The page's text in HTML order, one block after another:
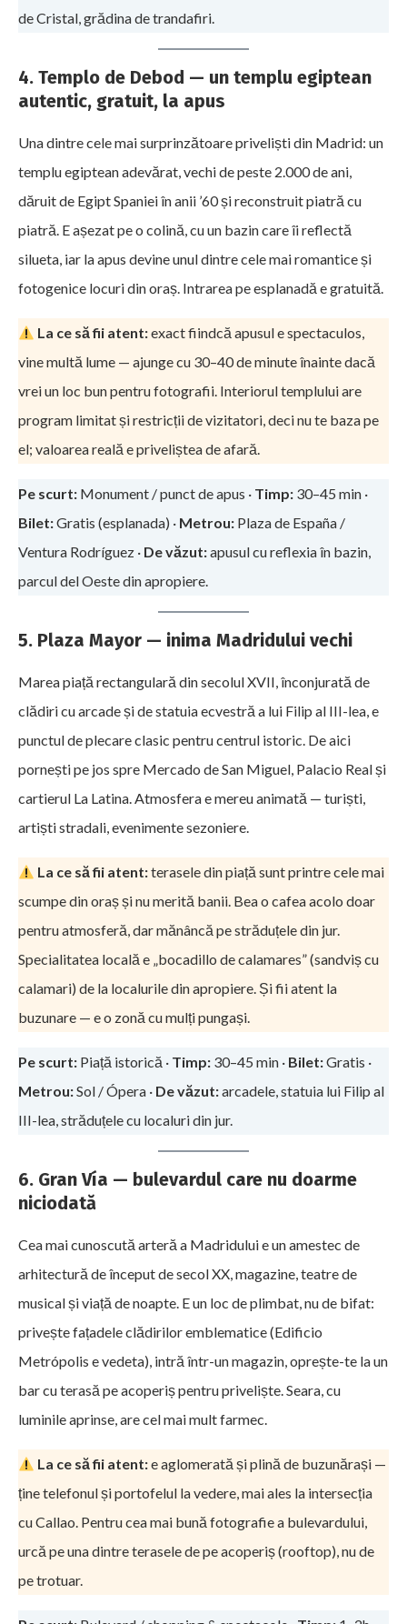
de Cristal, grădina de trandafiri.
4. Templo de Debod — un templu egiptean
autentic, gratuit, la apus
Una dintre cele mai surprinzătoare priveliști din Madrid: un
templu egiptean adevărat, vechi de peste 2.000 de ani,
dăruit de Egipt Spaniei în anii ’60 și reconstruit piatră cu
piatră. E așezat pe o colină, cu un bazin care îi reflectă
silueta, iar la apus devine unul dintre cele mai romantice și
fotogenice locuri din oraș. Intrarea pe esplanadă e gratuită.
La ce să fii atent:exact fiindcă apusul e spectaculos,
vine multă lume — ajunge cu 30–40 de minute înainte dacă
vrei un loc bun pentru fotografii. Interiorul templului are
program limitat și restricții de vizitatori, deci nu te baza pe
el; valoarea reală e priveliștea de afară.
Pe scurt: Monument / punct de apus · Timp: 30–45 min ·
Bilet:Gratis (esplanada) · Metrou: Plaza de España /
Ventura Rodríguez · De văzut:apusul cu reflexia în bazin,
parcul del Oeste din apropiere.
5. Plaza Mayor — inima Madridului vechi
Marea piață rectangulară din secolul XVII, înconjurată de
clădiri cu arcade și de statuia ecvestră a lui Filip al III-lea, e
punctul de plecare clasic pentru centrul istoric. De aici
pornești pe jos spre Mercado de San Miguel, Palacio Real și
cartierul La Latina. Atmosfera e mereu animată — turiști,
artiști stradali, evenimente sezoniere.
La ce să fii atent:terasele din piață sunt printre cele mai
scumpe din oraș și nu merită banii. Bea o cafea acolo doar
pentru atmosferă, dar mănâncă pe străduțele din jur.
Specialitatea locală e „bocadillo de calamares” (sandviș cu
calamari) de la localurile din apropiere. Și fii atent la
buzunare — e o zonă cu mulți pungași.
Pe scurt: Piață istorică · Timp: 30–45 min · Bilet:Gratis ·
Metrou:Sol / Ópera · De văzut:arcadele, statuia lui Filip al
III-lea, străduțele cu localuri din jur.
6. Gran Vía — bulevardul care nu doarme
niciodată
Cea mai cunoscută arteră a Madridului e un amestec de
arhitectură de început de secol XX, magazine, teatre de
musical și viață de noapte. E un loc de plimbat, nu de bifat:
privește fațadele clădirilor emblematice (Edificio
Metrópolis e vedeta), intră într-un magazin, oprește-te la un
bar cu terasă pe acoperiș pentru priveliște. Seara, cu
luminile aprinse, are cel mai mult farmec.
La ce să fii atent:e aglomerată și plină de buzunărași —
ține telefonul și portofelul la vedere, mai ales la intersecția
cu Callao. Pentru cea mai bună fotografie a bulevardului,
urcă pe una dintre terasele de pe acoperiș (rooftop), nu de
pe trotuar.